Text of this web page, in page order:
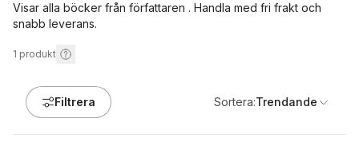
Visar alla böcker från författaren . Handla med fri frakt och
snabb leverans.
1 produkt
Filtrera Sortera:Trendande